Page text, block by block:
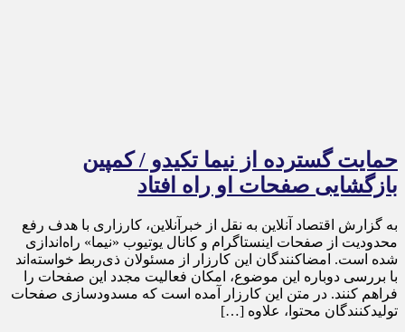
حمایت گسترده از نیما تکیدو / کمپین
بازگشایی صفحات او راه افتاد
به گزارش اقتصاد آنلاین به نقل از خبرآنلاین، کارزاری با هدف رفع
محدودیت از صفحات اینستاگرام و کانال یوتیوب «نیما» راه‌اندازی
شده است. امضاکنندگان این کارزار از مسئولان ذی‌ربط خواسته‌اند
با بررسی دوباره این موضوع، امکان فعالیت مجدد این صفحات را
فراهم کنند. در متن این کارزار آمده است که مسدودسازی صفحات
تولیدکنندگان محتوا، علاوه […]